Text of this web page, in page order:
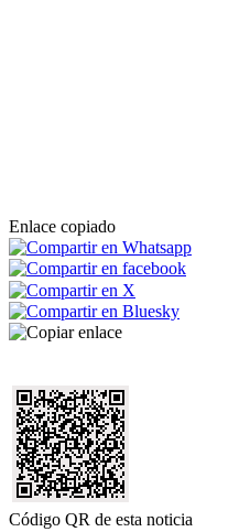
Enlace copiado
Código QR de esta noticia